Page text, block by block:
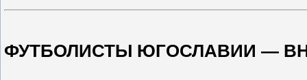
ФУТБОЛИСТЫ ЮГОСЛАВИИ —